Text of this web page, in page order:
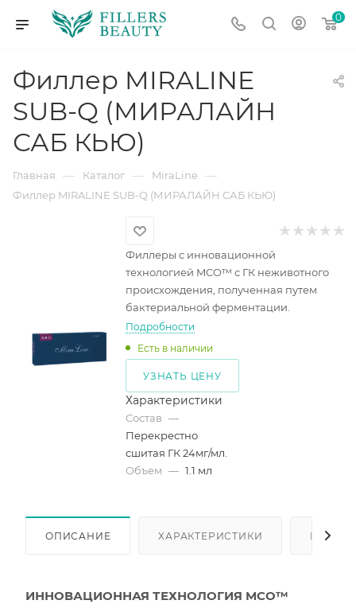
0
Филлер MIRALINE
SUB-Q (МИРАЛАЙН
САБ КЬЮ)
Главная — Каталог — MiraLine —
Филлер MIRALINE SUB-Q (МИРАЛАЙН САБ КЬЮ)
Филлеры с инновационной
технологией MCO™ с ГК неживотного
происхождения, полученная путем
бактериальной ферментации.
Подробности
Есть в наличии
УЗНАТЬ ЦЕНУ
Характеристики
Состав —
Перекрестно
сшитая ГК 24мг/мл.
Объем — 1.1 мл
ОПИСАНИЕ ХАРАКТЕРИСТИКИ КАК
ИННОВАЦИОННАЯ ТЕХНОЛОГИЯ MCO™